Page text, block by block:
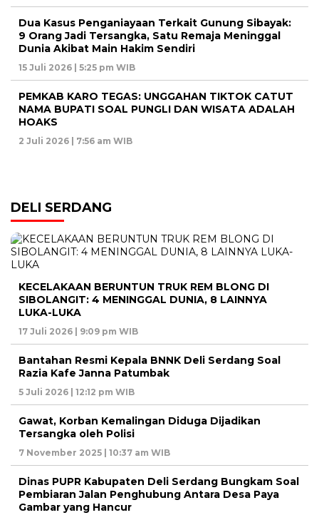
Dua Kasus Penganiayaan Terkait Gunung Sibayak:
9 Orang Jadi Tersangka, Satu Remaja Meninggal
Dunia Akibat Main Hakim Sendiri
15 Juli 2026 | 5:25 pm WIB
PEMKAB KARO TEGAS: UNGGAHAN TIKTOK CATUT
NAMA BUPATI SOAL PUNGLI DAN WISATA ADALAH
HOAKS
2 Juli 2026 | 7:56 am WIB
DELI SERDANG
KECELAKAAN BERUNTUN TRUK REM BLONG DI
SIBOLANGIT: 4 MENINGGAL DUNIA, 8 LAINNYA
LUKA-LUKA
17 Juli 2026 | 9:09 pm WIB
Bantahan Resmi Kepala BNNK Deli Serdang Soal
Razia Kafe Janna Patumbak
5 Juli 2026 | 12:12 pm WIB
Gawat, Korban Kemalingan Diduga Dijadikan
Tersangka oleh Polisi
7 November 2025 | 10:37 am WIB
Dinas PUPR Kabupaten Deli Serdang Bungkam Soal
Pembiaran Jalan Penghubung Antara Desa Paya
Gambar yang Hancur